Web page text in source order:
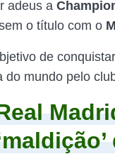
adeus a
o título com o
de
mundo pelo